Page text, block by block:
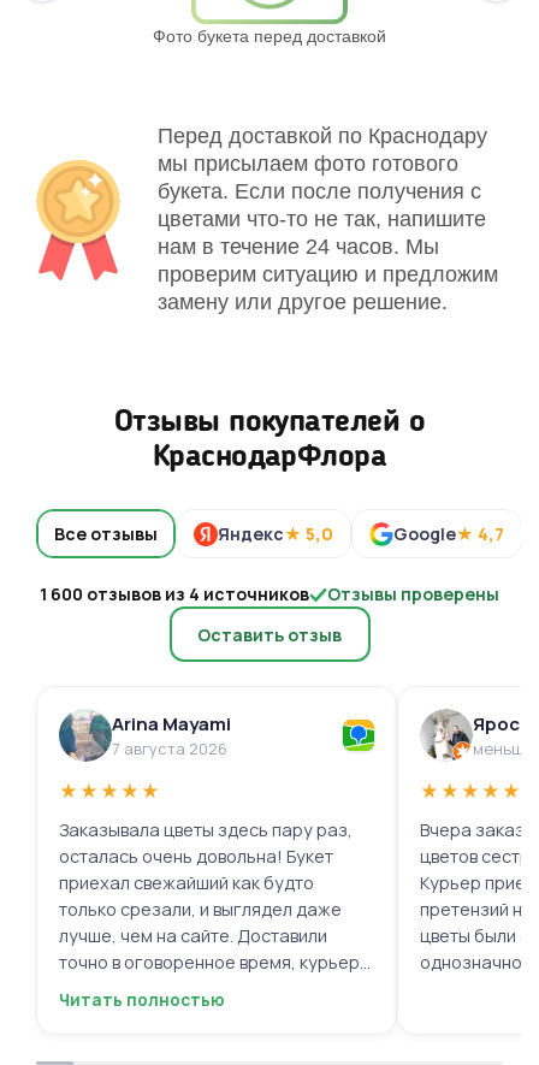
Фото букета перед доставкой
Перед доставкой по Краснодару
мы присылаем фото готового
букета. Если после получения с
цветами что-то не так, напишите
нам в течение 24 часов. Мы
проверим ситуацию и предложим
замену или другое решение.
Отзывы покупателей о
КраснодарФлора
Все отзывы Яндекс★ 5,0 Google★ 4,7
1 600 отзывов из 4 источников
Отзывы проверены
Оставить отзыв
Arina Mayami
7 августа 2026
★★★★★
Заказывала цветы здесь пару раз,
осталась очень довольна! Букет
приехал свежайший как будто
только срезали, и выглядел даже
лучше, чем на сайте. Доставили
точно в оговоренное время, курьер
вежливый, ещё и открытку с тёплыми
Читать полностью
меньше
★★★★★
Вчера
цветов
Курьер
претензий
цветы были
однозначно.